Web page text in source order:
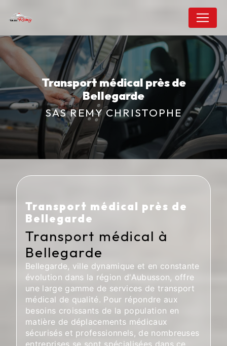
Transport médical près de
Bellegarde
SAS REMY CHRISTOPHE
Transport médical près de
Bellegarde
Transport médical à
Bellegarde
Bellegarde, ville dynamique et en constante
évolution dans la région d'Aubusson, offre
une large gamme de services de transport
médical de qualité. Pour répondre aux
besoins croissants de la population en
matière de déplacements médicaux
sécurisés et professionnels, de nombreuses
entreprises se sont spécialisées dans ce